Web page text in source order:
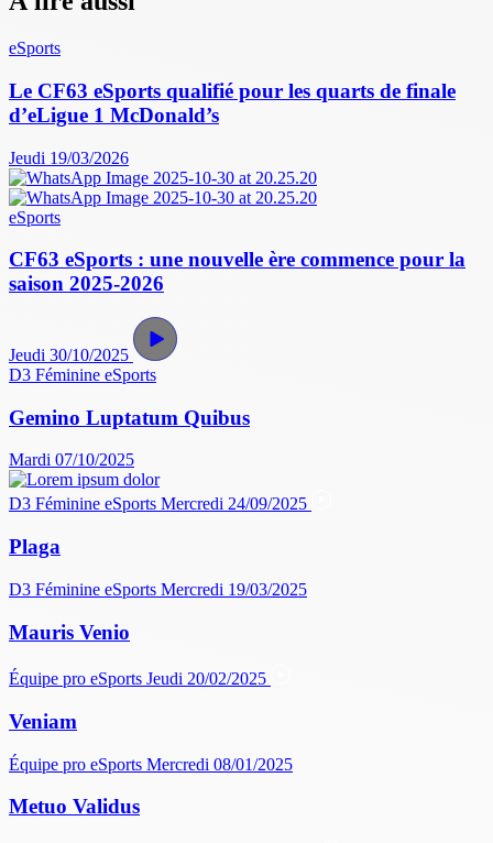
eSports
Le CF63 eSports qualifié pour les quarts de finale
d’eLigue 1 McDonald’s
Jeudi 19/03/2026
eSports
CF63 eSports : une nouvelle ère commence pour la
saison 2025-2026
Jeudi 30/10/2025
D3 Féminine eSports
Gemino Luptatum Quibus
Mardi 07/10/2025
D3 Féminine eSports Mercredi 24/09/2025
Plaga
D3 Féminine eSports Mercredi 19/03/2025
Mauris Venio
Équipe pro eSports Jeudi 20/02/2025
Veniam
Équipe pro eSports Mercredi 08/01/2025
Metuo Validus